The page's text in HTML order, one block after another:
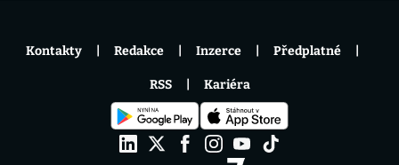
Kontakty Redakce Inzerce Předplatné
RSS Kariéra